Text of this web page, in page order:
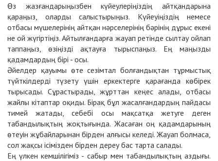
Өз жазғандарыңызбен күйеулеріңіздің айтқандарына
қараңыз, оларды салыстырыңыз. Күйеуіңіздің немесе
отбасы мүшелерінің айтқан нәрселерінің бәрінің дұрыс екені
не ой жүгіртіңіз. Айтылғандарға жауап ретінде сылтау ойлап
таппаңыз, өзіңізді ақтауға тырыспаңыз. Ең маңызды
қадамдардың бірі - осы.
Әйелдер қауымы өте сезімтал болғандықтан тұрмыстық
түйткілдерді түзету үшін еркектерге қарағанда көбірек
тырысады. Сұрастырады, жұрттан кеңес алады, отбасы
жайлы кітаптар оқиды. Бірақ бұл жасалғандардың пайдасы
тимей жатады, себебі осы мақсатқа жетуге деген
табандылықтың жоқтығында. Жасаған оң қадамдарының
өтеуін жұбайларынан бірден алғысы келеді. Жауап болмаса,
сол жақсы ісімізден бірден дереу бас тарта салады.
Ең үлкен кемшілігіміз - сабыр мен табандылықтың аздығы.